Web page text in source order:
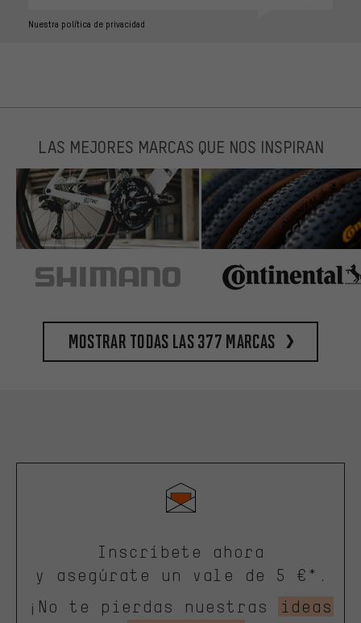
Nuestra política de privacidad
LAS MEJORES MARCAS QUE NOS INSPIRAN
Mostrar todas las 377 marcas
Inscríbete ahora
y asegúrate un vale de 5 €*.
¡No te pierdas nuestras
ideas